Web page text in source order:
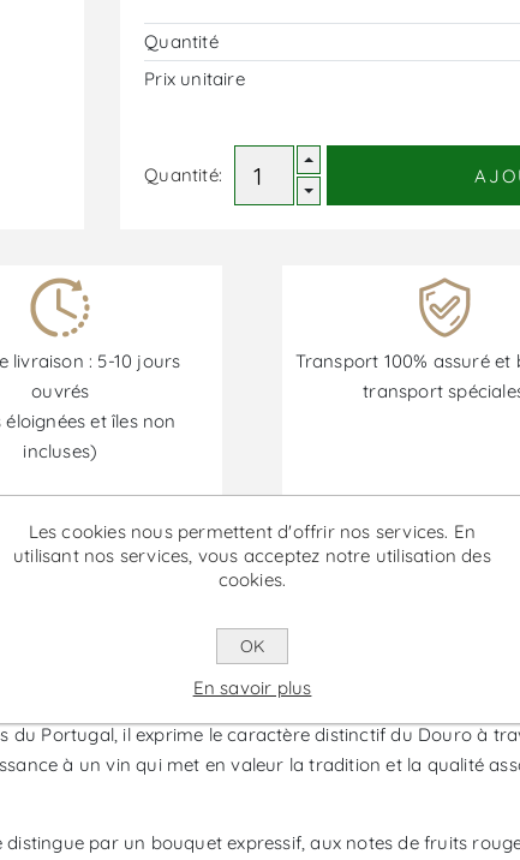
Quantité
Prix ​​unitaire
Quantité:
livraison : 5-10 jours
ouvrés
éloignées et îles non
incluses)
Transport 100% assuré et
transport
promotions sont disponibles du 30/06/2026 au 30/09/2026
Nacional - Vin Rouge
issu de la région emblématique de Porto et du
du Portugal, il exprime le caractère distinctif du Douro à
à un vin qui met en valeur la tradition et la qualité
par un bouquet expressif, aux notes de fruits
Les cookies nous permettent d'offrir nos services. En
utilisant nos services, vous acceptez notre utilisation des
cookies.
OK
En savoir plus